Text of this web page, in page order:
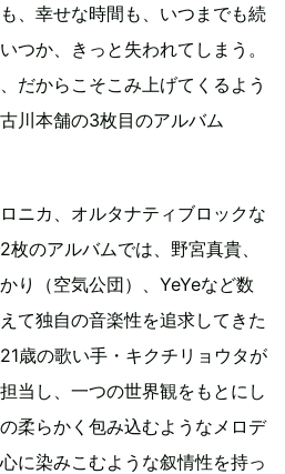
、幸せな時間も、いつまでも続
つか、きっと失われてしまう。
だからこそこみ上げてくるよう
川本舗の3枚目のアルバム
ニカ、オルタナティブロックな
のアルバムでは、野宮真貴、
り（空気公団）、YeYeなど数
て独自の音楽性を追求してきた
歳の歌い手・キクチリョウタが
当し、一つの世界観をもとにし
柔らかく包み込むようなメロデ
に染みこむような叙情性を持っ